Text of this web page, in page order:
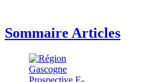
Sommaire Articles